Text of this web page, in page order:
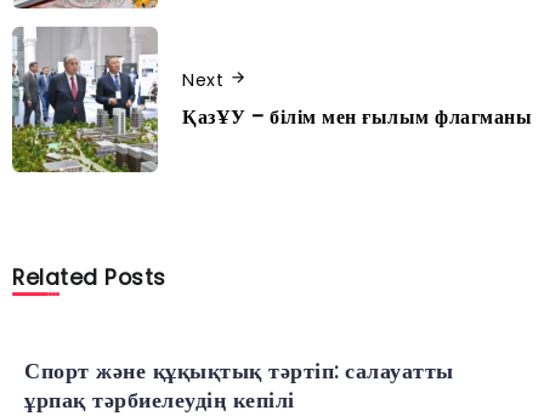
Next
ҚазҰУ – білім мен ғылым флагманы
Related Posts
Спорт және құқықтық тәртіп: салауатты
ұрпақ тәрбиелеудің кепілі